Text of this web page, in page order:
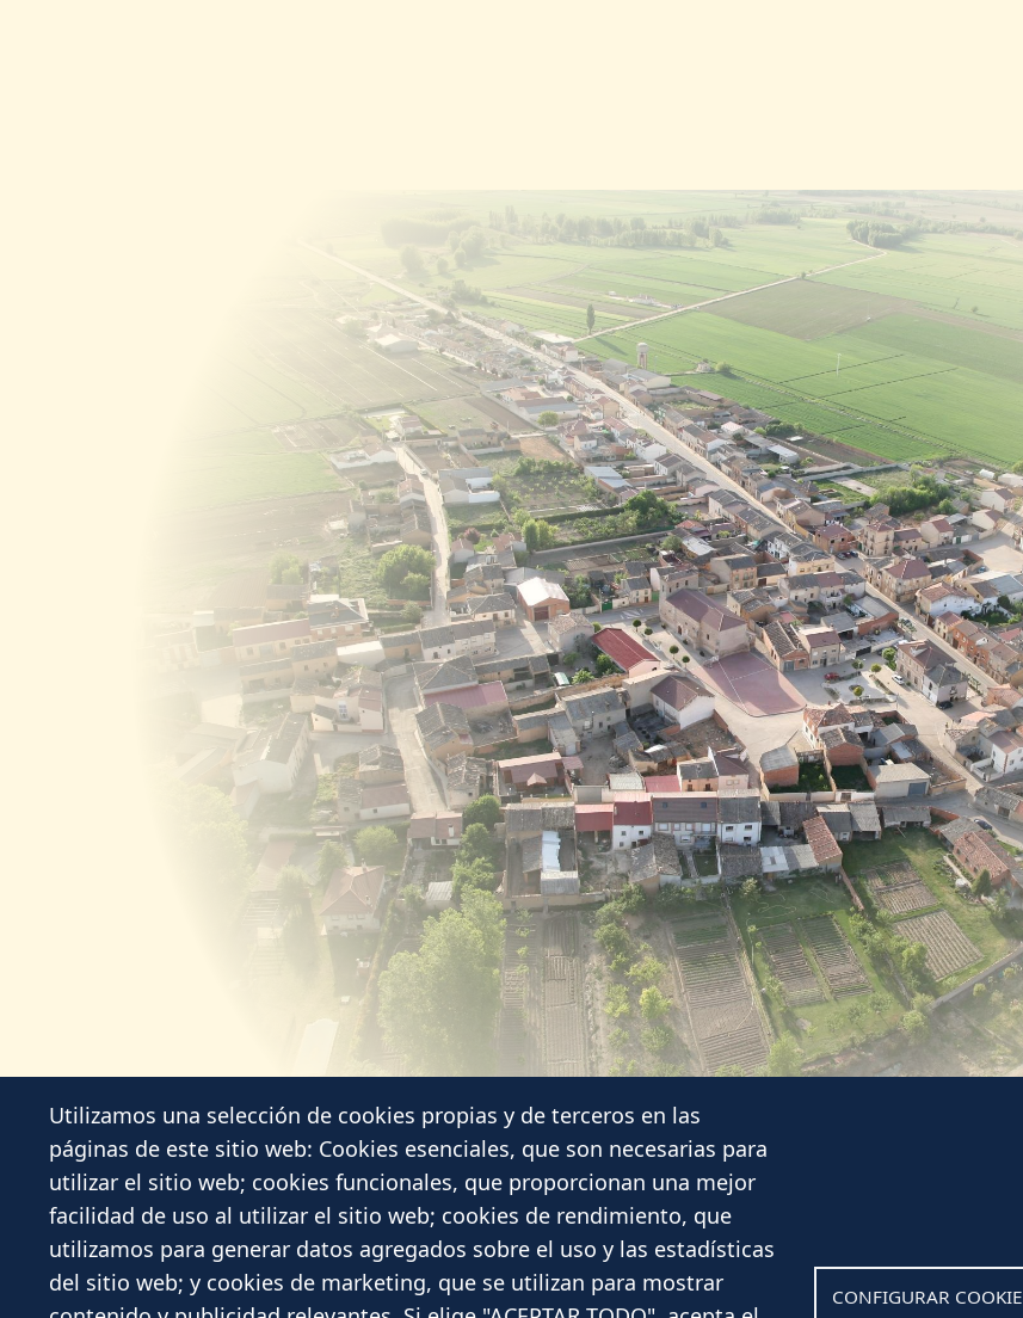
Utilizamos una selección de cookies propias y de terceros en las
páginas de este sitio web: Cookies esenciales, que son necesarias para
utilizar el sitio web; cookies funcionales, que proporcionan una mejor
facilidad de uso al utilizar el sitio web; cookies de rendimiento, que
utilizamos para generar datos agregados sobre el uso y las estadísticas
del sitio web; y cookies de marketing, que se utilizan para mostrar
CONFIGURAR
Ayuntamiento de Berlangas de Roa
: Calle Nueva 44 - 09316
947533051
:
Eventos
Corporación Municipal